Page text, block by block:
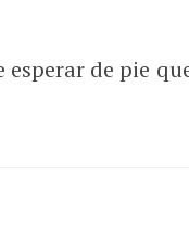
de pie